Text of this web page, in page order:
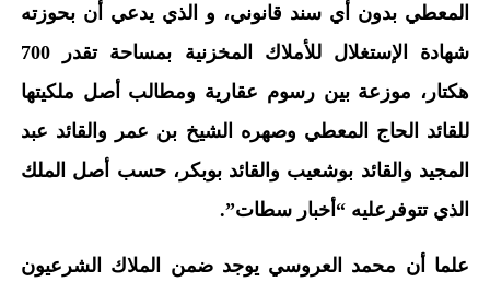
المعطي بدون أي سند قانوني، و الذي يدعي أن بحوزته
شهادة الإستغلال للأملاك المخزنية بمساحة تقدر 700
هكتار، موزعة بين رسوم عقارية ومطالب أصل ملكيتها
للقائد الحاج المعطي وصهره الشيخ بن عمر والقائد عبد
المجيد والقائد بوشعيب والقائد بوبكر، حسب أصل الملك
الذي تتوفرعليه “أخبار سطات”.
علما أن محمد العروسي يوجد ضمن الملاك الشرعيون